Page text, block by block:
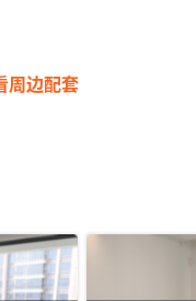
周边配套